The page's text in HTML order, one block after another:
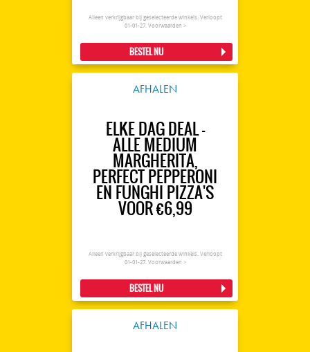
Alleen verkrijgbaar bij geselecteerde winkels. Verloopt
01-01-27. Voorwaarden >
BESTEL NU
AFHALEN
ELKE DAG DEAL -
ALLE MEDIUM
MARGHERITA,
PERFECT PEPPERONI
EN FUNGHI PIZZA'S
VOOR €6,99
Alleen verkrijgbaar bij geselecteerde winkels. Verloopt
01-01-27. Voorwaarden >
BESTEL NU
AFHALEN